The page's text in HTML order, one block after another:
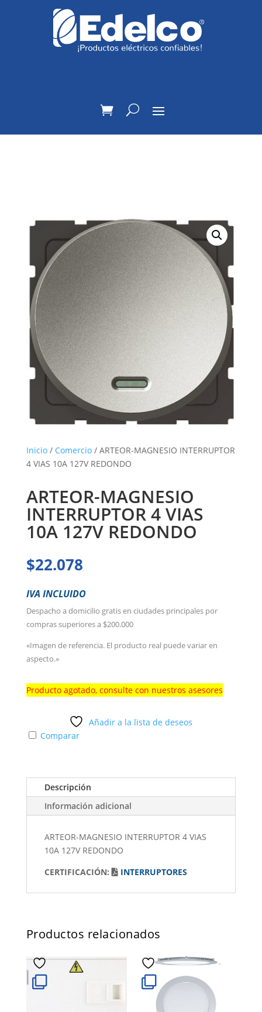
Inicio/ Comercio/ ARTEOR-MAGNESIO INTERRUPTOR
4 VIAS 10A 127V REDONDO
ARTEOR-MAGNESIO
INTERRUPTOR 4 VIAS
10A 127V REDONDO
$22.078
IVA INCLUIDO
Despacho a domicilio gratis en ciudades principales por
compras superiores a $200.000
«Imagen de referencia. El producto real puede variar en
aspecto.»
Producto agotado, consulte con nuestros asesores
Añadir a la lista de deseos
Comparar
Descripción
Información adicional
ARTEOR-MAGNESIO INTERRUPTOR 4 VIAS
10A 127V REDONDO
CERTIFICACIÓN:
INTERRUPTORES
Productos relacionados